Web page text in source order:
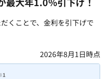
くことで、金利を引下げで
2026年8月1日時点